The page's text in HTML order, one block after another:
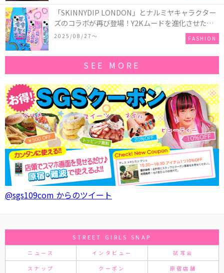
「SKINNYDIP LONDON」とナルミヤキャラクター
ズのコラボが再び登場！Y2Kムードを進化させた新
作コレクションを発売♪
2025/08/27〜 FASHION
SEE MORE
@sgs109com からのツイート
STREET GIRLS SNAP
ニュース インタビュー 試写会
スナップ クーポン 原宿店舗